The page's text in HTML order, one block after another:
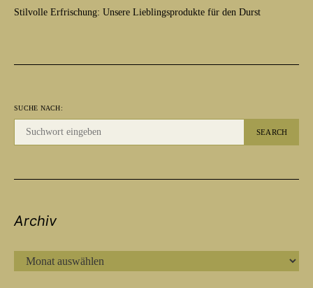
Stilvolle Erfrischung: Unsere Lieblingsprodukte für den Durst
SUCHE NACH:
SEARCH
Archiv
ARCHIV